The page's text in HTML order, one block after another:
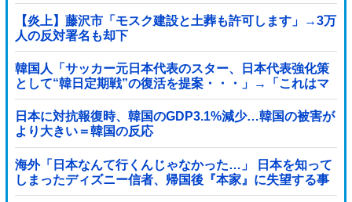
【炎上】藤沢市「モスク建設と土葬も許可します」→3万
人の反対署名も却下
韓国人「サッカー元日本代表のスター、日本代表強化策
として“韓日定期戦”の復活を提案・・・」→「これはマ
ジで良いと思う」「今すぐやったらガチでボコられるだ
ろうね 10年後にやらないか？」「やめてくれ、勝っても
負けても後味が悪い」
日本に対抗報復時、韓国のGDP3.1%減少…韓国の被害が
より大きい＝韓国の反応
海外「日本なんて行くんじゃなかった…」 日本を知って
しまったディズニー信者、帰国後『本家』に失望する事
態に